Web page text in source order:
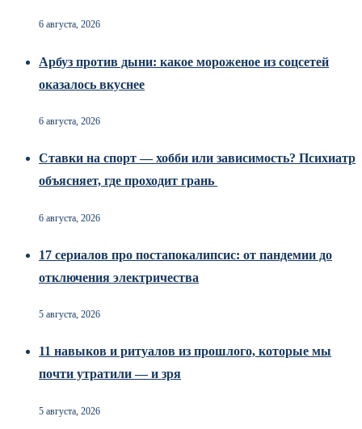
6 августа, 2026
Арбуз против дыни: какое мороженое из соцсетей
оказалось вкуснее
6 августа, 2026
Ставки на спорт — хобби или зависимость? Психиатр
объясняет, где проходит грань
6 августа, 2026
17 сериалов про постапокалипсис: от пандемии до
отключения электричества
5 августа, 2026
11 навыков и ритуалов из прошлого, которые мы
почти утратили — и зря
5 августа, 2026